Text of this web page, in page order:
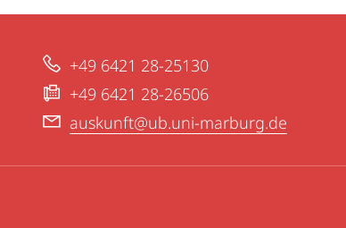
+49 6421 28-25130
+49 6421 28-26506
auskunft@ub.uni-marburg.de